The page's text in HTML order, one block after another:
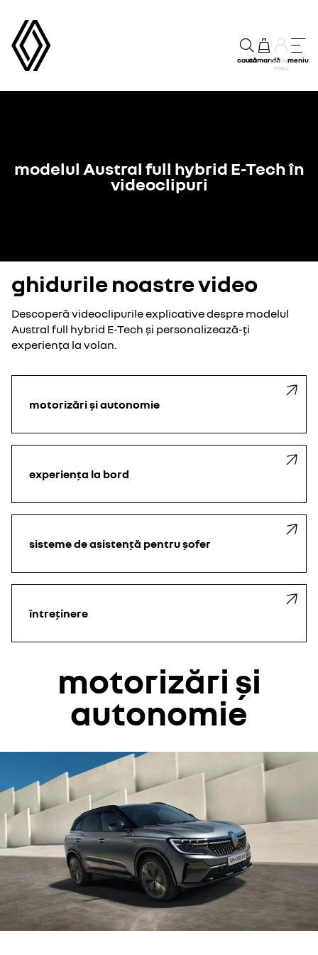
cautăcomandăContul
meu
meniu
modelul Austral full hybrid E-Tech în
videoclipuri
ghidurile noastre video
Descoperă videoclipurile explicative despre modelul
Austral full hybrid E-Tech și personalizează-ți
experiența la volan.
motorizări și autonomie
experiența la bord
sisteme de asistență pentru șofer
întreținere
motorizări și
autonomie